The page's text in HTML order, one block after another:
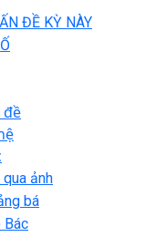
ĐỀ KỲ NÀY
đề
qua ảnh
bá
Bác